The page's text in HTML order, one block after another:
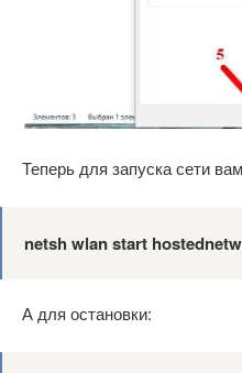
Теперь для запуска сети
netsh wlan start
А для остановки: